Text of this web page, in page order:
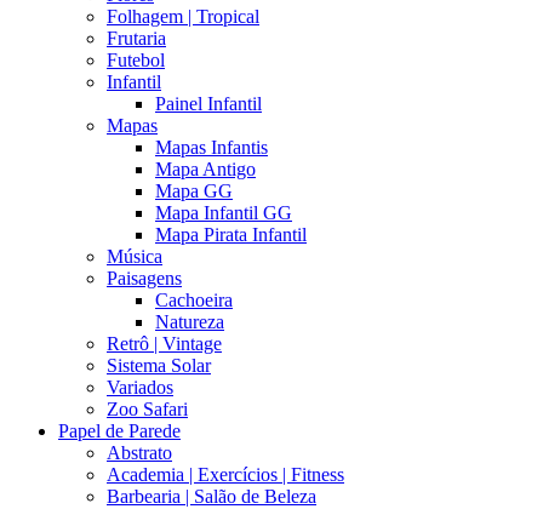
Folhagem | Tropical
Frutaria
Futebol
Infantil
Painel Infantil
Mapas
Mapas Infantis
Mapa Antigo
Mapa GG
Mapa Infantil GG
Mapa Pirata Infantil
Música
Paisagens
Cachoeira
Natureza
Retrô | Vintage
Sistema Solar
Variados
Zoo Safari
Papel de Parede
Abstrato
Academia | Exercícios | Fitness
Barbearia | Salão de Beleza